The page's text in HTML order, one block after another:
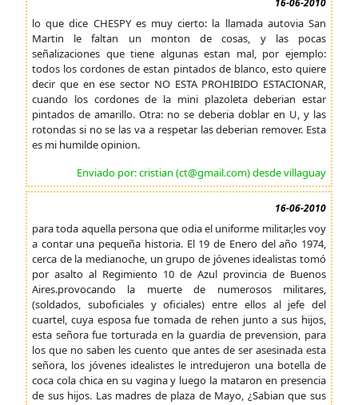
16-06-2010
lo que dice CHESPY es muy cierto: la llamada autovia San
Martin le faltan un monton de cosas, y las pocas
señalizaciones que tiene algunas estan mal, por ejemplo:
todos los cordones de estan pintados de blanco, esto quiere
decir que en ese sector NO ESTA PROHIBIDO ESTACIONAR,
cuando los cordones de la mini plazoleta deberian estar
pintados de amarillo. Otra: no se deberia doblar en U, y las
rotondas si no se las va a respetar las deberian remover. Esta
es mi humilde opinion.
Enviado por: cristian (ct@gmail.com) desde villaguay
16-06-2010
para toda aquella persona que odia el uniforme militar,les voy
a contar una pequeña historia. El 19 de Enero del año 1974,
cerca de la medianoche, un grupo de jóvenes idealistas tomó
por asalto al Regimiento 10 de Azul provincia de Buenos
Aires.provocando la muerte de numerosos militares,
(soldados, suboficiales y oficiales) entre ellos al jefe del
cuartel, cuya esposa fue tomada de rehen junto a sus hijos,
esta señora fue torturada en la guardia de prevension, para
los que no saben les cuento que antes de ser asesinada esta
señora, los jóvenes idealistes le intredujeron una botella de
coca cola chica en su vagina y luego la mataron en presencia
de sus hijos. Las madres de plaza de Mayo, ¿Sabian que sus